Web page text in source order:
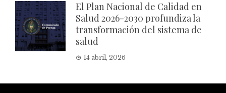
El Plan Nacional de Calidad en
Salud 2026-2030 profundiza la
transformación del sistema de
salud
14 abril, 2026